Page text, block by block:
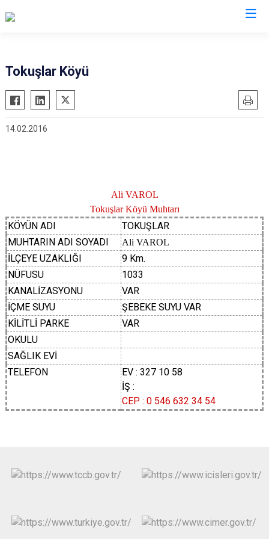
Başmakçı
Bayat
Bolvadin
Emirdağ
Evciler
Sultandağı
Sinanpaşa
Tokuşlar Köyü
14.02.2016
Ali VAROL
Tokuşlar Köyü Muhtarı
KÖYÜN ADI
TOKUŞLAR
MUHTARIN ADI SOYADI
Ali VAROL
İLÇEYE UZAKLIĞI
9 Km.
NÜFUSU
1033
KANALİZASYONU
VAR
İÇME SUYU
ŞEBEKE SUYU VAR
KİLİTLİ PARKE
VAR
OKULU
SAĞLIK EVİ
TELEFON
EV : 327 10 58
İŞ :
CEP : 0 546 632 34 54